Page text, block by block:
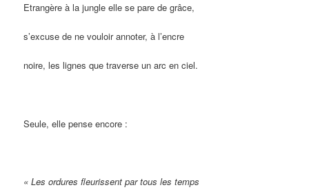
Etrangère à la jungle elle se pare de grâce,
s’excuse de ne vouloir annoter, à l’encre
noire, les lignes que traverse un arc en ciel.
Seule, elle pense encore :
« Les ordures fleurissent par tous les temps